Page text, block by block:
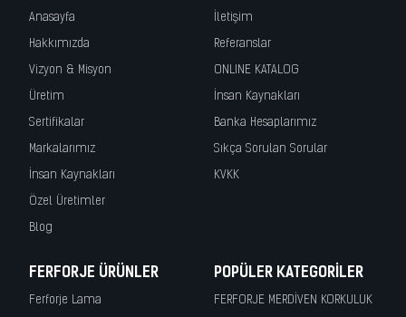
Anasayfa
Hakkımızda
Vizyon & Misyon
Üretim
Sertifikalar
Markalarımız
İnsan Kaynakları
Özel Üretimler
Blog
İletişim
Referanslar
ONLINE KATALOG
İnsan Kaynakları
Banka Hesaplarımız
Sıkça Sorulan Sorular
KVKK
FERFORJE ÜRÜNLER
Ferforje Lama
POPÜLER KATEGORILER
FERFORJE MERDİVEN KORKULUK